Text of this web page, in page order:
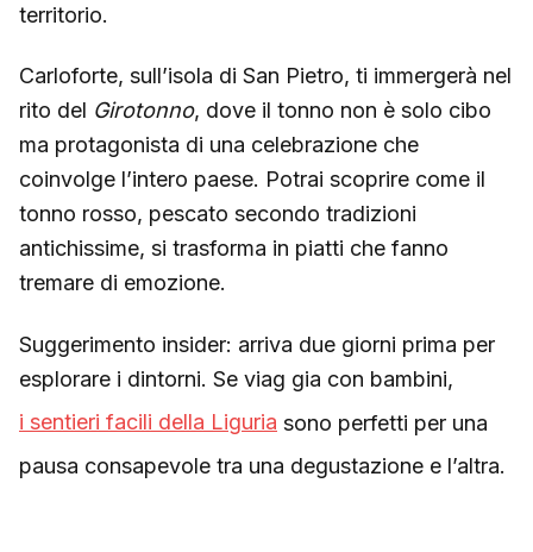
territorio.
Carloforte, sull’isola di San Pietro, ti immergerà nel
rito del Girotonno, dove il tonno non è solo cibo
ma protagonista di una celebrazione che
coinvolge l’intero paese. Potrai scoprire come il
tonno rosso, pescato secondo tradizioni
antichissime, si trasforma in piatti che fanno
tremare di emozione.
Suggerimento insider: arriva due giorni prima per
esplorare i dintorni. Se viag gia con bambini,
i sentieri facili della Liguria sono perfetti per una
pausa consapevole tra una degustazione e l’altra.